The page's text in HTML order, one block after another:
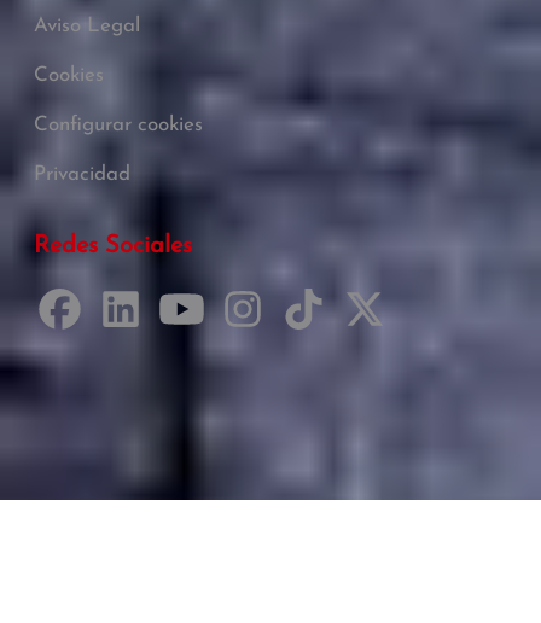
Aviso Legal
Cookies
Configurar cookies
Privacidad
Redes Sociales